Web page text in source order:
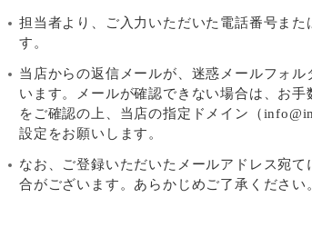
担当者より、ご入力いただいた電話番号ま
す。
当店からの返信メールが、迷惑メールフォ
います。メールが確認できない場合は、お
をご確認の上、当店の指定ドメイン（
設定をお願いします。
なお、ご登録いただいたメールアドレス宛
合がございます。あらかじめご了承ください